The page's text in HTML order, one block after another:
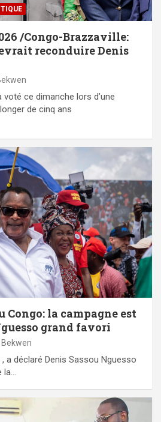
/Congo-Brazzaville:
reconduire Denis
ce dimanche lors d’une
de cinq ans
Congo: la campagne est
grand favori
Bekwen
a déclaré Denis Sassou Nguesso
la…